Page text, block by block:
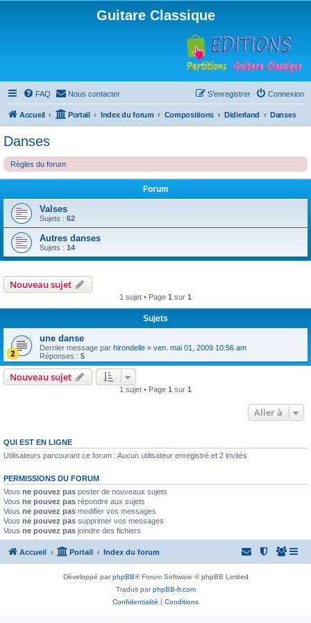
Guitare Classique
FAQ Nous contacter Connexion
S’enregistrer
Accueil Portail Index du forum Compositions Didierland Danses
Danses
Règles du forum
Forum
Valses
Sujets : 62
Autres danses
Sujets : 14
Nouveau sujet
1 sujet • Page 1 sur 1
Sujets
une danse
Dernier message par hirondelle « ven. mai 01, 2009 10:56 am
Réponses : 5
Nouveau sujet
1 sujet • Page 1 sur 1
Aller à
QUI EST EN LIGNE
Utilisateurs parcourant ce forum : Aucun utilisateur enregistré et 2 invités
PERMISSIONS DU FORUM
Vous ne pouvez pas poster de nouveaux sujets
Vous ne pouvez pas répondre aux sujets
Vous ne pouvez pas modifier vos messages
Vous ne pouvez pas supprimer vos messages
Vous ne pouvez pas joindre des fichiers
Accueil Portail Index du forum
Développé parphpBB® Forum Software © phpBB Limited
Traduit parphpBB-fr.com
Confidentialité | Conditions